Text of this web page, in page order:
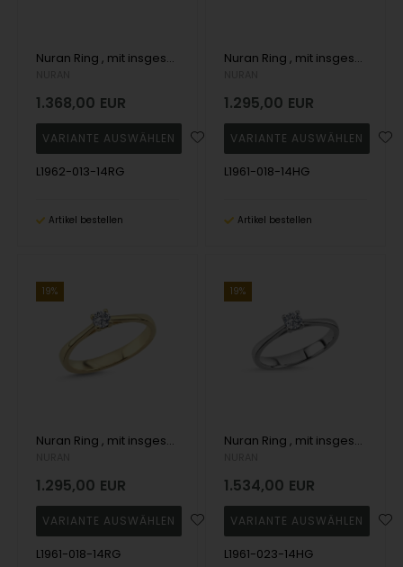
Nuran Ring , mit insgesamt 0,13 ct Wesselton SI
1.368,00 EUR
L1962-013-14RG
Artikel bestellen
Nuran Ring , mit insgesamt 0,18 ct Wesselton SI
1.295,00 EUR
L1961-018-14HG
Artikel bestellen
19%
Nuran Ring , mit insgesamt 0,18 ct Wesselton SI
1.295,00 EUR
L1961-018-14RG
19%
Nuran Ring , mit insgesamt 0,23 ct Wesselton SI
1.534,00 EUR
L1961-023-14HG